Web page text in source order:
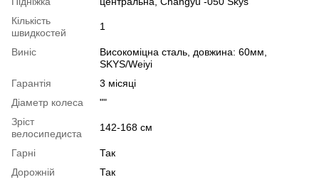
Кількість
швидкостей
1
Виніс
Високоміцна сталь, довжина: 60мм,
SKYS/Weiyi
Гарантія
3 місяці
Діаметр колеса
""
Зріст
велосипедиста
142-168 см
Гарні
Так
Дорожній
Так